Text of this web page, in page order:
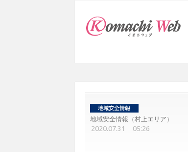
地域安全情報（村上エリア）
2020.07.31 05:26